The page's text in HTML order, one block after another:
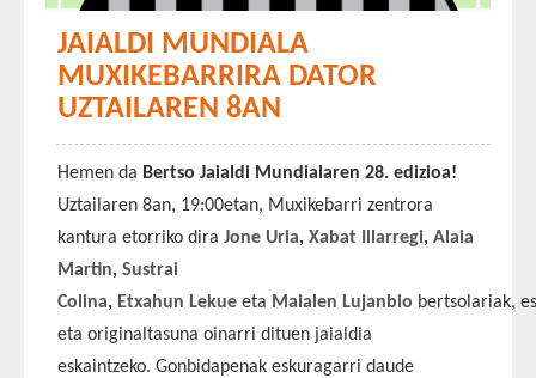
JAIALDI MUNDIALA
MUXIKEBARRIRA DATOR
UZTAILAREN 8AN
Hemen da Bertso Jaialdi Mundialaren 28. edizioa!
Uztailaren 8an, 19:00etan, Muxikebarri zentrora
kantura etorriko dira Jone Uria, Xabat Illarregi, Alaia
Martin, Sustrai
Colina, Etxahun Lekue eta Maialen Lujanbio bertsolariak,
eta originaltasuna oinarri dituen jaialdia
eskaintzeko. Gonbidapenak eskuragarri daude